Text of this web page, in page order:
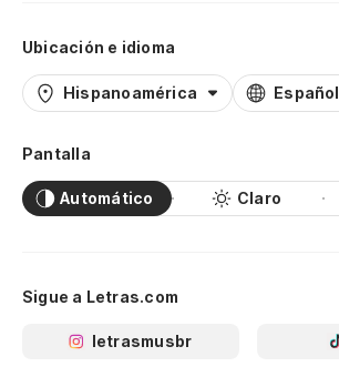
Ubicación e idioma
Hispanoamérica Español
Pantalla
Automático Claro
Sigue a Letras.com
letrasmusbr